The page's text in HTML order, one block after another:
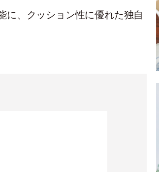
に、クッション性に優れた独自